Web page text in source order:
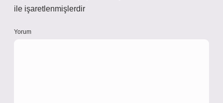
ile işaretlenmişlerdir
Yorum